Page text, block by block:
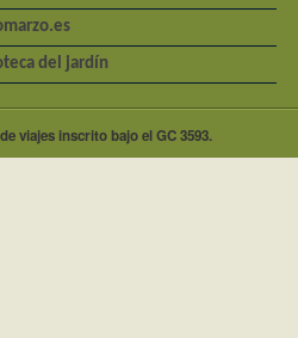
del jardín
viajes inscrito bajo el GC 3593.